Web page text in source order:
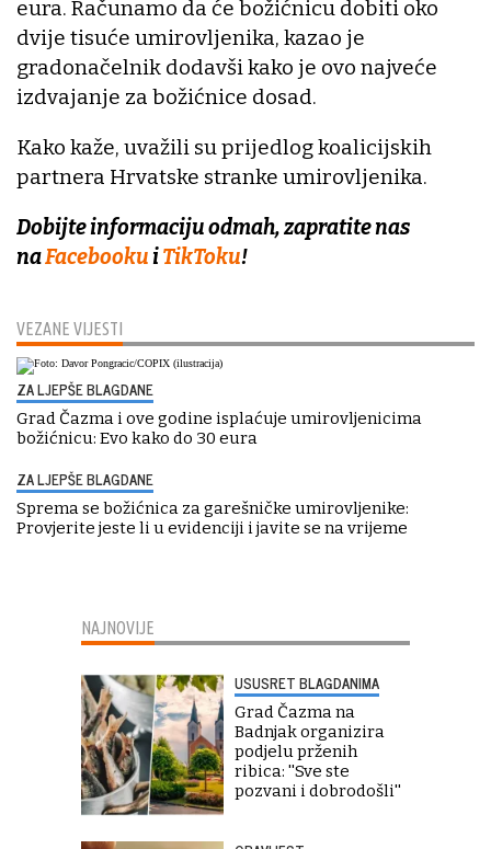
VEZANE VIJESTI
ZA LJEPŠE BLAGDANE
Grad Čazma i ove godine isplaćuje umirovljenicima
božićnicu: Evo kako do 30 eura
ZA LJEPŠE BLAGDANE
Sprema se božićnica za garešničke umirovljenike:
Provjerite jeste li u evidenciji i javite se na vrijeme
eura. Računamo da će božićnicu dobiti oko
dvije tisuće umirovljenika, kazao je
gradonačelnik dodavši kako je ovo najveće
izdvajanje za božićnice dosad.
Kako kaže, uvažili su prijedlog koalicijskih
partnera Hrvatske stranke umirovljenika.
Dobijte informaciju odmah, zapratite nas
naFacebookuiTikToku!
NAJNOVIJE
USUSRET BLAGDANIMA
Grad Čazma na
Badnjak organizira
podjelu prženih
ribica: ''Sve ste
pozvani i dobrodošli''